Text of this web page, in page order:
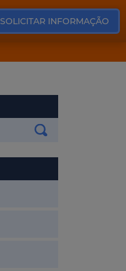
SOLICITAR INFORMAÇÃO